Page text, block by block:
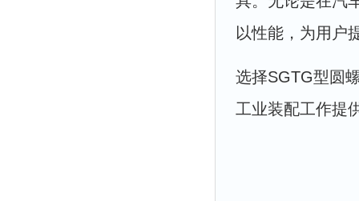
以性能，为用户
选择SGTG型圆
工业装配工作提